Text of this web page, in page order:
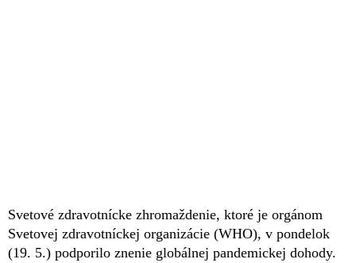
Svetové zdravotnícke zhromaždenie, ktoré je orgánom
Svetovej zdravotníckej organizácie (WHO), v pondelok
(19. 5.) podporilo znenie globálnej pandemickej dohody.